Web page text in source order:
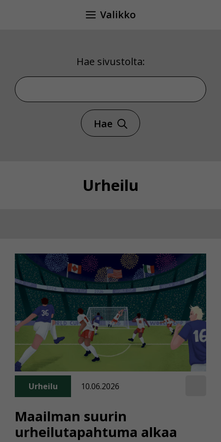
Valikko
Hae sivustolta:
Hae sivustolta
Hae
Urheilu
Maailman suurin
urheilutapahtuma alkaa
Urheilu 10.06.2026